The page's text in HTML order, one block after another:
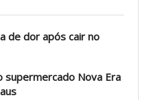
de dor após cair no
supermercado Nova Era